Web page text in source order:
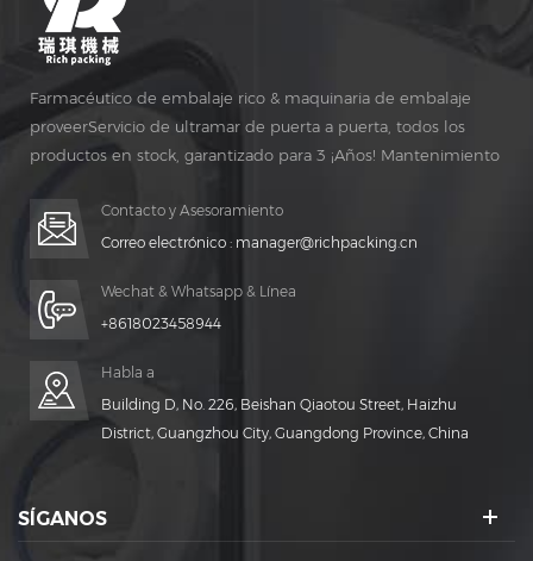
Farmacéutico de embalaje rico & maquinaria de embalaje
proveerServicio de ultramar de puerta a puerta, todos los
productos en stock, garantizado para 3 ¡Años! Mantenimiento
Contacto y Asesoramiento
Correo electrónico : manager@richpacking.cn
Wechat & Whatsapp & Línea
+8618023458944
Habla a
Building D, No. 226, Beishan Qiaotou Street, Haizhu
District, Guangzhou City, Guangdong Province, China
SÍGANOS